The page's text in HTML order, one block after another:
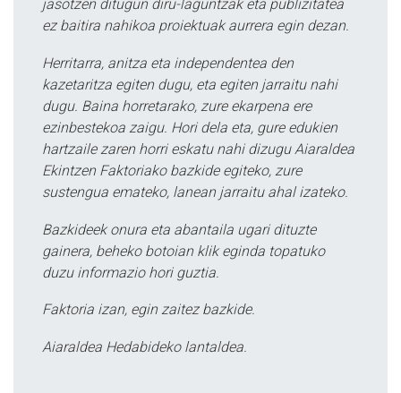
jasotzen ditugun diru-laguntzak eta publizitatea
ez baitira nahikoa proiektuak aurrera egin dezan.
Herritarra, anitza eta independentea den
kazetaritza egiten dugu, eta egiten jarraitu nahi
dugu. Baina horretarako, zure ekarpena ere
ezinbestekoa zaigu. Hori dela eta, gure edukien
hartzaile zaren horri eskatu nahi dizugu Aiaraldea
Ekintzen Faktoriako bazkide egiteko, zure
sustengua emateko, lanean jarraitu ahal izateko.
Bazkideek onura eta abantaila ugari dituzte
gainera, beheko botoian klik eginda topatuko
duzu informazio hori guztia.
Faktoria izan, egin zaitez bazkide.
Aiaraldea Hedabideko lantaldea.